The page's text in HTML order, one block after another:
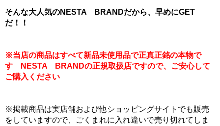
そんな大人気のNESTA BRANDだから、早めにGET
だ！！
※当店の商品はすべて新品未使用品で正真正銘の本物で
す NESTA BRANDの正規取扱店ですので、ご安心して
ご購入ください
※掲載商品は実店舗および他ショッピングサイトでも販売
をしていますので、ごくまれに入れ違いで売り切れてしま